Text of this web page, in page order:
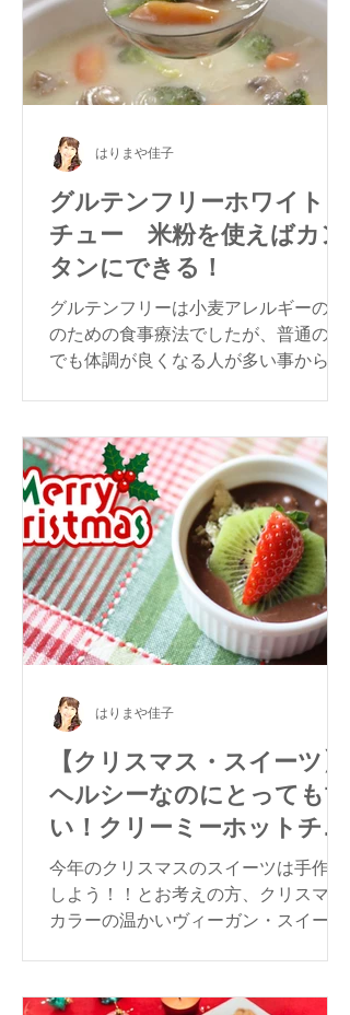
グルテンフリーホワイトシ
チュー 米粉を使えばカン
タンにできる！
グルテンフリーは小麦アレルギーの人
のための食事療法でしたが、普通の方
でも体調が良くなる人が多い事から注
ーをご紹介します。
はりまや佳子
【クリスマス・スイーツ】
ヘルシーなのにとっても甘
い！クリーミーホットチョ
コレート
今年のクリスマスのスイーツは手作り
しよう！！とお考えの方、クリスマス
カラーの温かいヴィーガン・スイーツ
はりまや佳子